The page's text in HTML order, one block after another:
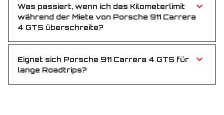
Kilometer berechnet.
Was passiert, wenn ich das Kilometerlimit
während der Miete von Porsche 911 Carrera
4 GTS überschreite?
Standardpreis pro Kilometer abgerechnet.
Eignet sich Porsche 911 Carrera 4 GTS für
lange Roadtrips?